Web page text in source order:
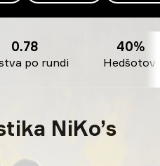
po rundi
0.78
Hedšotovi
40%
NiKo’s